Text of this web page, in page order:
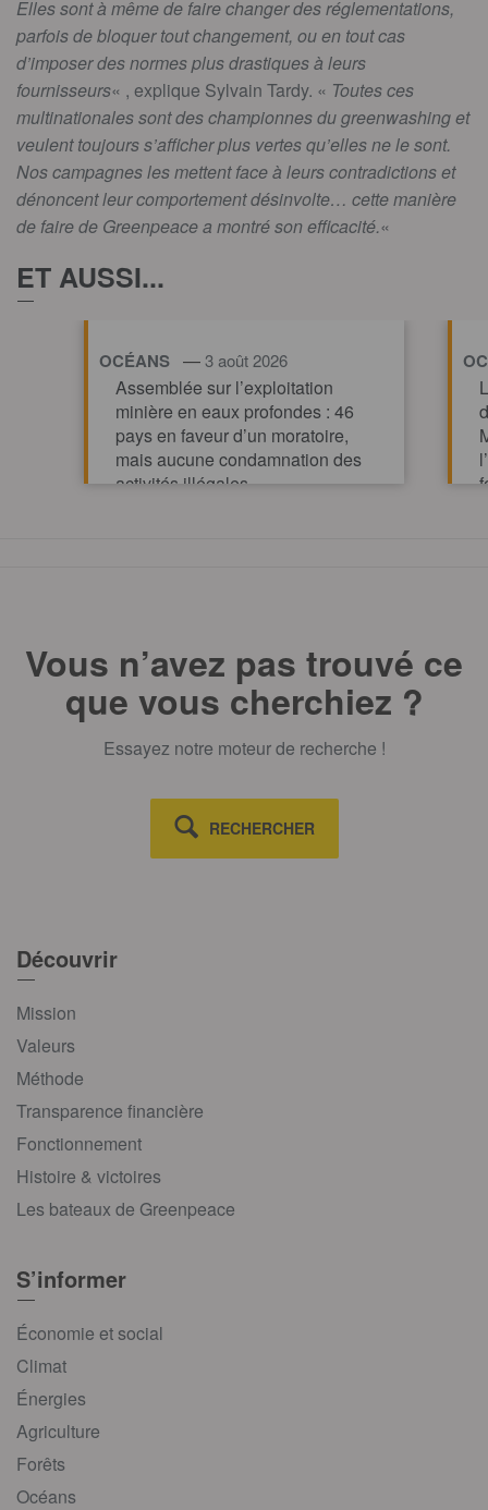
Elles sont à même de faire changer des réglementations,
parfois de bloquer tout changement, ou en tout cas
d’imposer des normes plus drastiques à leurs
fournisseurs« , explique Sylvain Tardy. « Toutes ces
multinationales sont des championnes du greenwashing et
veulent toujours s’afficher plus vertes qu’elles ne le sont.
Nos campagnes les mettent face à leurs contradictions et
dénoncent leur comportement désinvolte… cette manière
de faire de Greenpeace a montré son efficacité.«
ET AUSSI...
OCÉANS —3 août 2026
Assemblée sur l’exploitation
minière en eaux profondes : 46
pays en faveur d’un moratoire,
mais aucune condamnation des
activités illégales
Vous n’avez pas trouvé ce
que vous cherchiez ?
Essayez notre moteur de recherche !
RECHERCHER
Découvrir
Mission
Valeurs
Méthode
Transparence financière
Fonctionnement
Histoire & victoires
Les bateaux de Greenpeace
S’informer
Économie et social
Climat
Énergies
Agriculture
Forêts
Océans